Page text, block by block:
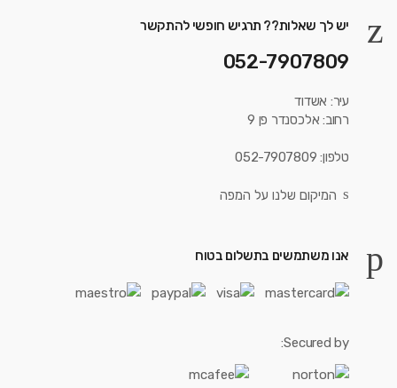
יש לך שאלות?? תרגיש חופשי להתקשר
052-7907809
עיר: אשדוד
רחוב: אלכסנדר פן 9
טלפון: 052-7907809
המיקום שלנו על המפה
אנו משתמשים בתשלום בטוח
Secured by: